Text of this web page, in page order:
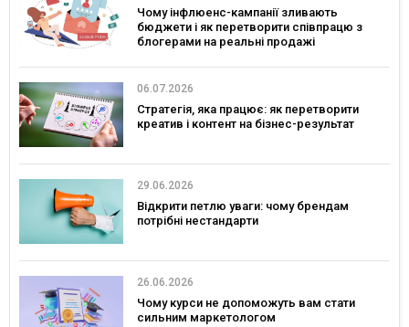
Чому інфлюенс-кампанії зливають
бюджети і як перетворити співпрацю з
блогерами на реальні продажі
06.07.2026
Стратегія, яка працює: як перетворити
креатив і контент на бізнес-результат
29.06.2026
Відкрити петлю уваги: чому брендам
потрібні нестандарти
26.06.2026
Чому курси не допоможуть вам стати
сильним маркетологом